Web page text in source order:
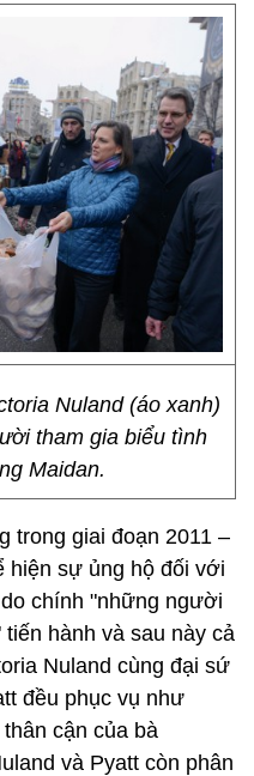
Nuland (áo xanh)
tham gia biểu tình
Maidan.
trong giai đoạn 2011 –
hiện sự ủng hộ đối với
chính "những người
hành và sau này cả
Nuland cùng đại sứ
đều phục vụ như
cận của bà
và Pyatt còn phân